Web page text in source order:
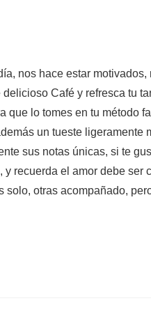
nos hace estar motivados,
Café y refresca tu
que lo tomes en tu método
un tueste ligeramente
sus notas únicas, si te
recuerda el amor debe ser
solo, otras acompañado,